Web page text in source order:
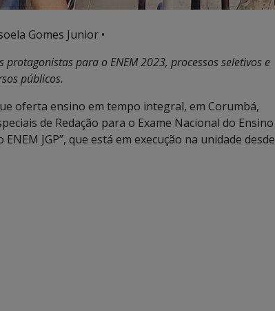
Gomes Junior •
para o ENEM 2023, processos seletivos e
públicos.
oferta ensino em tempo integral, em Corumbá,
de Redação para o Exame Nacional do Ensino
JGP”, que está em execução na unidade desde